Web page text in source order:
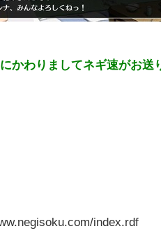
かわりましてネギ速がお送
index.rdf